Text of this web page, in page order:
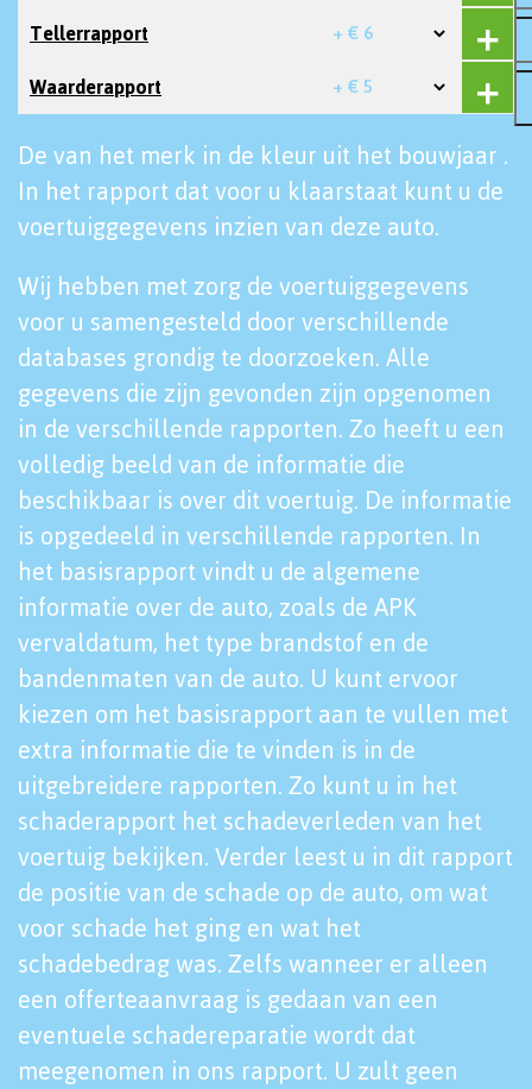
Tellerrapport + € 6
Waarderapport + € 5
De van het merk in de kleur uit het bouwjaar .
In het rapport dat voor u klaarstaat kunt u de
voertuiggegevens inzien van deze auto.
Wij hebben met zorg de voertuiggegevens
voor u samengesteld door verschillende
databases grondig te doorzoeken. Alle
gegevens die zijn gevonden zijn opgenomen
in de verschillende rapporten. Zo heeft u een
volledig beeld van de informatie die
beschikbaar is over dit voertuig. De informatie
is opgedeeld in verschillende rapporten. In
het basisrapport vindt u de algemene
informatie over de auto, zoals de APK
vervaldatum, het type brandstof en de
bandenmaten van de auto. U kunt ervoor
kiezen om het basisrapport aan te vullen met
extra informatie die te vinden is in de
uitgebreidere rapporten. Zo kunt u in het
schaderapport het schadeverleden van het
voertuig bekijken. Verder leest u in dit rapport
de positie van de schade op de auto, om wat
voor schade het ging en wat het
schadebedrag was. Zelfs wanneer er alleen
een offerteaanvraag is gedaan van een
eventuele schadereparatie wordt dat
meegenomen in ons rapport. U zult geen